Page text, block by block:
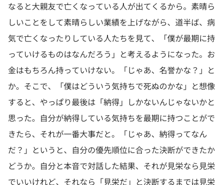
なると大親友で亡くなっている人が出てくるから。素晴ら
しいことをして素晴らしい業績を上げながら、道半ば、病
気で亡くなったりしている人たちを見て、「僕が最期に持
っていけるものはなんだろう」と考えるようになった。お
金はもちろん持っていけない。「じゃあ、名誉かな？」と
か。そこで、「僕はどういう気持ちで死ぬのかな」と想像
すると、やっぱり最後は「納得」しかないんじゃないかと
思った。自分が納得している気持ちを最期に持つことがで
きたら、それが一番大事だと。「じゃあ、納得ってなん
だ？」というと、自分の優先順位に合った決断ができたか
どうか。自分と本音で対話した結果、それが見栄なら見栄
でいいけれど、それなら「見栄だ」と決断するまでは見栄